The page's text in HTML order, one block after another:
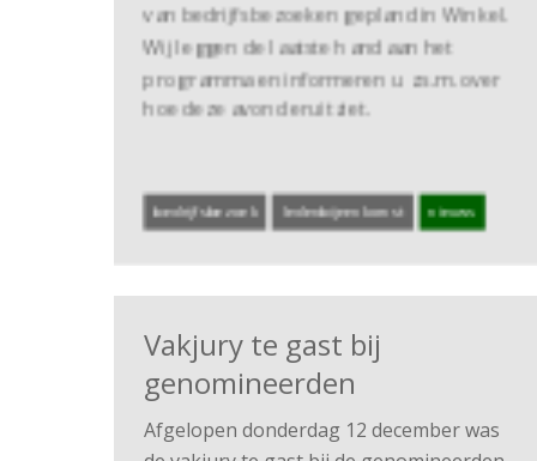
van bedrijfsbezoeken gepland in Winkel.
Wij leggen de laatste hand aan het
programma en informeren u z.s.m. over
hoe deze avond eruitziet.
bedrijfsbezoek ledenbijeenkomst nieuws